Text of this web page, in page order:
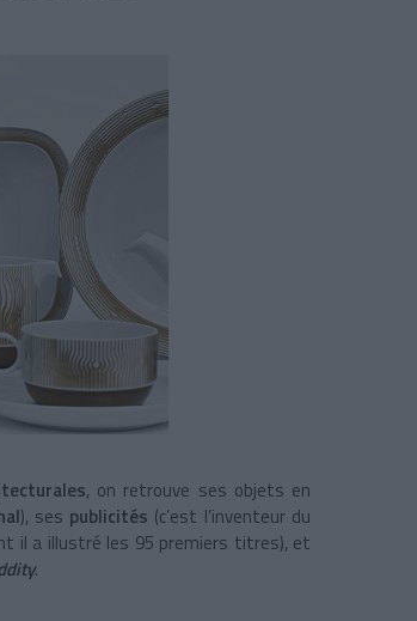
, on retrouve ses objets en
), ses publicités (c’est l’inventeur du
il a illustré les 95 premiers titres), et
.